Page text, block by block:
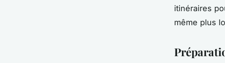
itinéraires
même plus